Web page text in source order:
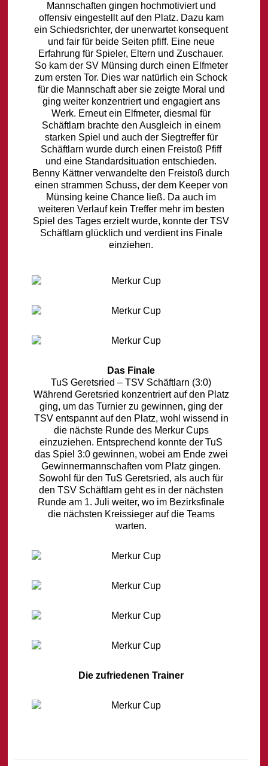
Mannschaften gingen hochmotiviert und
offensiv eingestellt auf den Platz. Dazu kam
ein Schiedsrichter, der unerwartet konsequent
und fair für beide Seiten pfiff. Eine neue
Erfahrung für Spieler, Eltern und Zuschauer.
So kam der SV Münsing durch einen Elfmeter
zum ersten Tor. Dies war natürlich ein Schock
für die Mannschaft aber sie zeigte Moral und
ging weiter konzentriert und engagiert ans
Werk. Erneut ein Elfmeter, diesmal für
Schäftlarn brachte den Ausgleich in einem
starken Spiel und auch der Siegtreffer für
Schäftlarn wurde durch einen Freistoß Pfiff
und eine Standardsituation entschieden.
Benny Kättner verwandelte den Freistoß durch
einen strammen Schuss, der dem Keeper von
Münsing keine Chance ließ. Da auch im
weiteren Verlauf kein Treffer mehr im besten
Spiel des Tages erzielt wurde, konnte der TSV
Schäftlarn glücklich und verdient ins Finale
einziehen.
Das Finale
TuS Geretsried – TSV Schäftlarn (3:0)
Während Geretsried konzentriert auf den Platz
ging, um das Turnier zu gewinnen, ging der
TSV entspannt auf den Platz, wohl wissend in
die nächste Runde des Merkur Cups
einzuziehen. Entsprechend konnte der TuS
das Spiel 3:0 gewinnen, wobei am Ende zwei
Gewinnermannschaften vom Platz gingen.
Sowohl für den TuS Geretsried, als auch für
den TSV Schäftlarn geht es in der nächsten
Runde am 1. Juli weiter, wo im Bezirksfinale
die nächsten Kreissieger auf die Teams
warten.
Die zufriedenen Trainer